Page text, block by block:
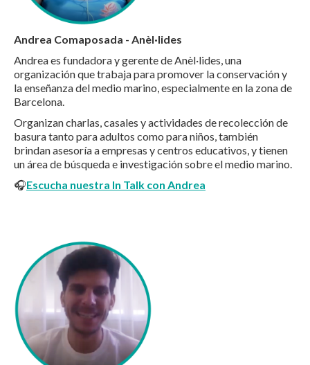
Andrea Comaposada - Anèl·lides
Andrea es fundadora y gerente de Anèl·lides, una
organización que trabaja para promover la conservación y
la enseñanza del medio marino, especialmente en la zona de
Barcelona.
Organizan charlas, casales y actividades de recolección de
basura tanto para adultos como para niños, también
brindan asesoría a empresas y centros educativos, y tienen
un área de búsqueda e investigación sobre el medio marino.
🎧Escucha nuestra In Talk con Andrea